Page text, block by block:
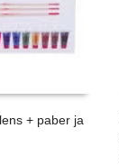
+ paber ja